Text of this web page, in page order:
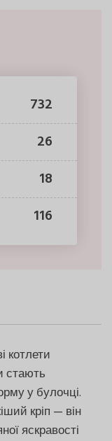
732
26
18
116
котлети
стають
у булочці.
кріп — він
яскравості